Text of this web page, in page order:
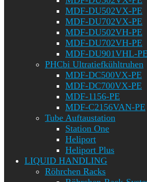
MDF-DU502VX-PE
MDF-DU702VX-PE
MDF-DU502VH-PE
MDF-DU702VH-PE
MDF-DU901VHL-PE
PHCbi Ultratiefkühltruhen
MDF-DC500VX-PE
MDF-DC700VX-PE
MDF-1156-PE
MDF-C2156VAN-PE
Tube Auftaustation
Station One
Heliport
Heliport Plus
LIQUID HANDLING
Röhrchen Racks